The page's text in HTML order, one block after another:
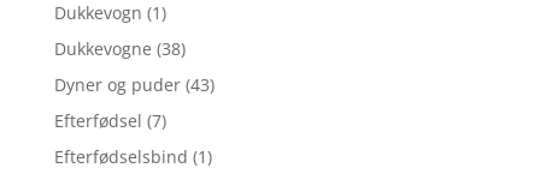
Dukkevogn (1)
Dukkevogne (38)
Dyner og puder (43)
Efterfødsel (7)
Efterfødselsbind (1)